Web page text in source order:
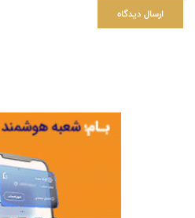
ارسال دیدگاه